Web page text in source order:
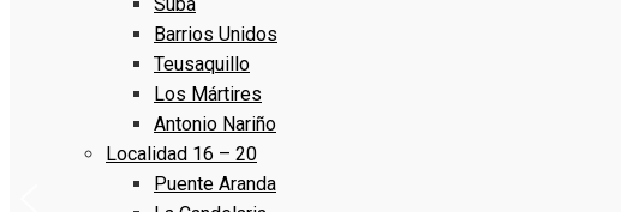
Barrios Unidos
Teusaquillo
Los Mártires
Antonio Nariño
Localidad 16 – 20
Puente Aranda